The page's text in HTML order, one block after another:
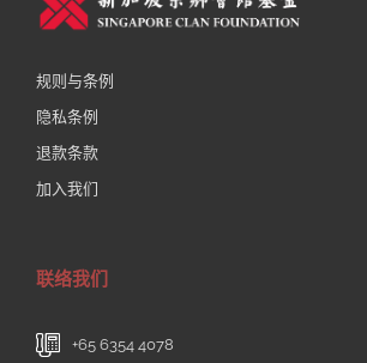
规则与条例
隐私条例
退款条款
加入我们
联络我们
+65 6354 4078